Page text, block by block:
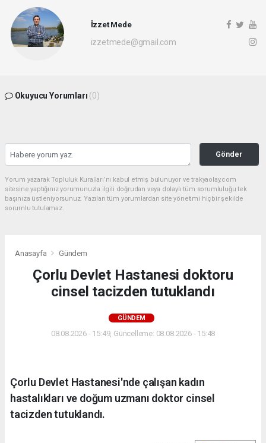
İzzet Mede
izzetmede@gmail.com
Okuyucu Yorumları (0)
Gönder
Yorum yazarak Topluluk Kuralları’nı kabul etmiş bulunuyor ve trakyaolay.com
sitesine yaptığınız yorumunuzla ilgili doğrudan veya dolaylı tüm sorumluluğu tek
başınıza üstleniyorsunuz. Yazılan tüm yorumlardan site yönetimi hiçbir şekilde
sorumlu tutulamaz.
Anasayfa Gündem
Çorlu Devlet Hastanesi doktoru
cinsel tacizden tutuklandı
GÜNDEM
08.08.2026 - 15:49, Güncelleme: 08.08.2026 - 15:48
Çorlu Devlet Hastanesi'nde çalışan kadın
hastalıkları ve doğum uzmanı doktor cinsel
tacizden tutuklandı.